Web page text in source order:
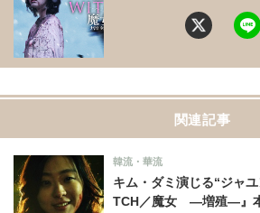
関連記事
キム・ダミ演じる“ジャ
TCH／魔女 ―増殖―』
韓流・華流